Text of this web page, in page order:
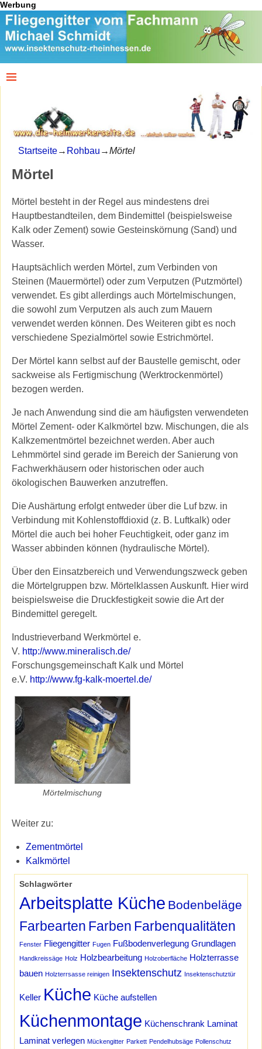
Werbung
Startseite→ Rohbau →Mörtel
Mörtel
Mörtel besteht in der Regel aus mindestens drei
Hauptbestandteilen, dem Bindemittel (beispielsweise
Kalk oder Zement) sowie Gesteinskörnung (Sand) und
Wasser.
Hauptsächlich werden Mörtel, zum Verbinden von
Steinen (Mauermörtel) oder zum Verputzen (Putzmörtel)
verwendet. Es gibt allerdings auch Mörtelmischungen,
die sowohl zum Verputzen als auch zum Mauern
verwendet werden können. Des Weiteren gibt es noch
verschiedene Spezialmörtel sowie Estrichmörtel.
Der Mörtel kann selbst auf der Baustelle gemischt, oder
sackweise als Fertigmischung (Werktrockenmörtel)
bezogen werden.
Je nach Anwendung sind die am häufigsten verwendeten
Mörtel Zement- oder Kalkmörtel bzw. Mischungen, die als
Kalkzementmörtel bezeichnet werden. Aber auch
Lehmmörtel sind gerade im Bereich der Sanierung von
Fachwerkhäusern oder historischen oder auch
ökologischen Bauwerken anzutreffen.
Die Aushärtung erfolgt entweder über die Luf bzw. in
Verbindung mit Kohlenstoffdioxid (z. B. Luftkalk) oder
Mörtel die auch bei hoher Feuchtigkeit, oder ganz im
Wasser abbinden können (hydraulische Mörtel).
Über den Einsatzbereich und Verwendungszweck geben
die Mörtelgruppen bzw. Mörtelklassen Auskunft. Hier wird
beispielsweise die Druckfestigkeit sowie die Art der
Bindemittel geregelt.
Industrieverband Werkmörtel e.
V. http://www.mineralisch.de/
Forschungsgemeinschaft Kalk und Mörtel
e.V. http://www.fg-kalk-moertel.de/
Mörtelmischung
Weiter zu:
Zementmörtel
Kalkmörtel
Schlagwörter
Arbeitsplatte Küche Bodenbeläge
Farbearten Farben Farbenqualitäten
Fenster Fliegengitter Fugen Fußbodenverlegung Grundlagen
Handkreissäge Holz Holzbearbeitung Holzoberfläche Holzterrasse
bauen Holzterrsasse reinigen Insektenschutz Insektenschutztür
Keller Küche Küche aufstellen
Küchenmontage Küchenschrank Laminat
Laminat verlegen Mückengitter Parkett Pendelhubsäge Pollenschutz